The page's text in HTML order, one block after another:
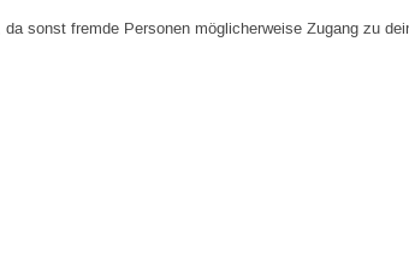
sonst fremde Personen möglicherweise Zugang zu